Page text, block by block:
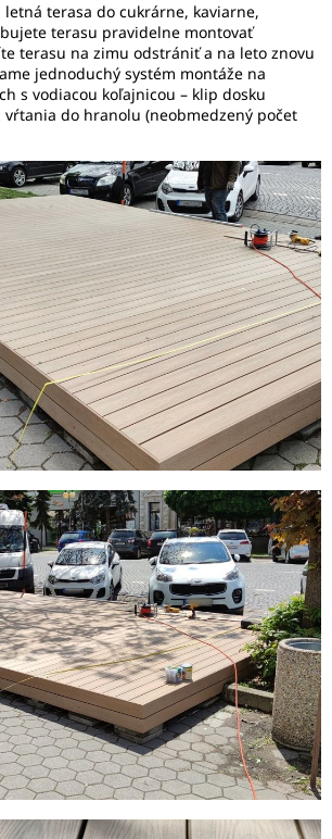
terasa do cukrárne, kaviarne,
terasu pravidelne montovať
terasu na zimu odstrániť a na leto znovu
jednoduchý systém montáže na
s vodiacou koľajnicou – klip dosku
do hranolu (neobmedzený počet